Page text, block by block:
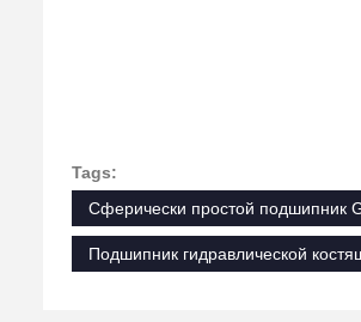
Tags:
Сферически простой подшипник
Подшипник гидравлической